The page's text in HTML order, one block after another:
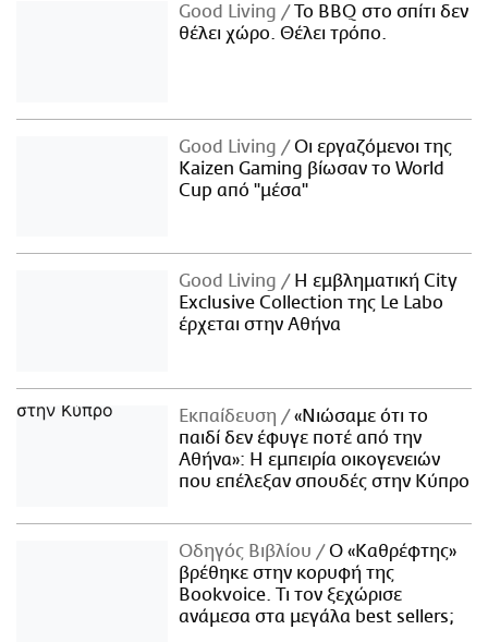
Good Living
Το BBQ στο σπίτι δεν
θέλει χώρο. Θέλει τρόπο.
Good Living
Οι εργαζόμενοι της
Kaizen Gaming βίωσαν το World
Cup από "μέσα"
Good Living
Η εμβληματική City
Exclusive Collection της Le Labo
έρχεται στην Αθήνα
Εκπαίδευση
«Νιώσαμε ότι το
παιδί δεν έφυγε ποτέ από την
Αθήνα»: Η εμπειρία οικογενειών
που επέλεξαν σπουδές στην Κύπρο
Οδηγός Βιβλίου
Ο «Καθρέφτης»
βρέθηκε στην κορυφή της
Bookvoice. Τι τον ξεχώρισε
ανάμεσα στα μεγάλα best sellers;